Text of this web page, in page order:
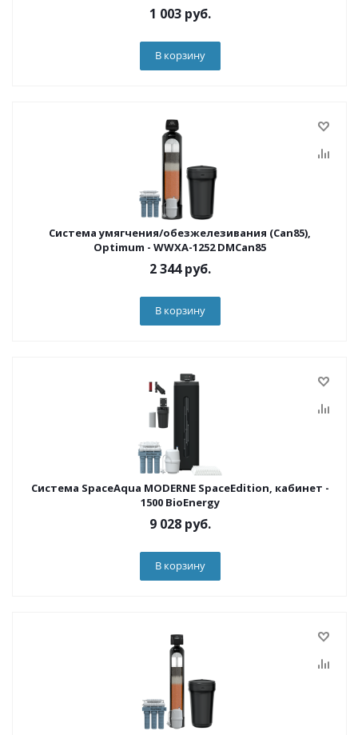
1 003руб.
В корзину
Система умягчения/обезжелезивания (Can85),
Optimum - WWXA-1252 DMCan85
2 344руб.
В корзину
Система SpaceAqua MODERNE SpaceEdition, кабинет -
1500 BioEnergy
9 028руб.
В корзину